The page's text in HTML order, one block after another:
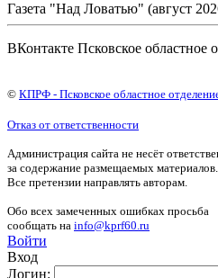
Газета "Над Ловатью" (август
ВКонтакте Псковское областное
© КПРФ - Псковское областное
Отказ от ответственности
Администрация сайта не несёт
за содержание размещаемых материалов.
Все претензии направлять авторам.
Обо всех замеченных ошибках просьба
сообщать на info@kprf60.ru
Войти
Вход
Логин: